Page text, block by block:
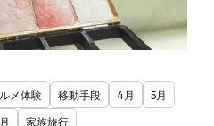
メ体験 移動手段 4月
5月
家族旅行